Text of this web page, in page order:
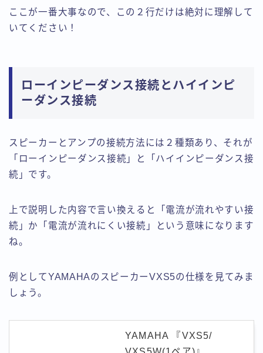
ここが一番大事なので、この２行だけは絶対に理解して
いてください！
ローインピーダンス接続とハイインピ
ーダンス接続
スピーカーとアンプの接続方法には２種類あり、それが
「ローインピーダンス接続」と「ハイインピーダンス接
続」です。
上で説明した内容で言い換えると
「電流が流れやすい接
続」 か 「電流が流れにくい接続」
という意味になります
ね。
例としてYAMAHAのスピーカーVXS5の仕様を見てみま
しょう。
YAMAHA 『VXS5/